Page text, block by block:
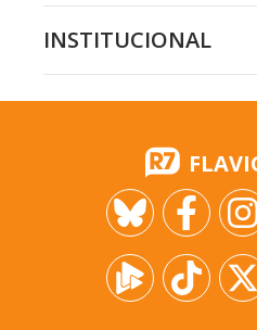
INSTITUCIONAL